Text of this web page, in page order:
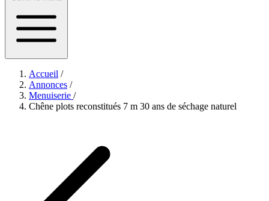
Accueil /
Annonces /
Menuiserie /
Chêne plots reconstitués 7 m 30 ans de séchage naturel